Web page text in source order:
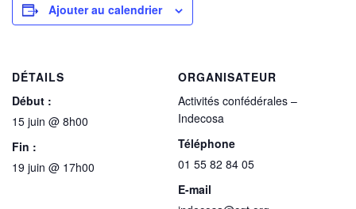
Ajouter au calendrier
DÉTAILS
Début :
15 juin @ 8h00
Fin :
19 juin @ 17h00
ORGANISATEUR
Activités confédérales –
Indecosa
Téléphone
01 55 82 84 05
E-mail